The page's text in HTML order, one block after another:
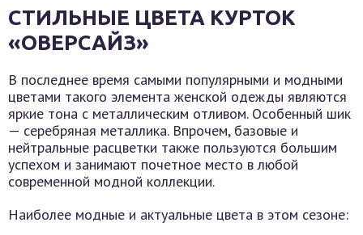
СТИЛЬНЫЕ ЦВЕТА КУРТОК
«ОВЕРСАЙЗ»
В последнее время самыми популярными и модными
цветами такого элемента женской одежды являются
яркие тона с металлическим отливом. Особенный шик
— серебряная металлика. Впрочем, базовые и
нейтральные расцветки также пользуются большим
успехом и занимают почетное место в любой
современной модной коллекции.
Наиболее модные и актуальные цвета в этом сезоне: